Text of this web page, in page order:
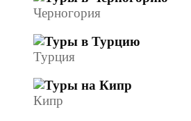
Черногория
Турция
Кипр